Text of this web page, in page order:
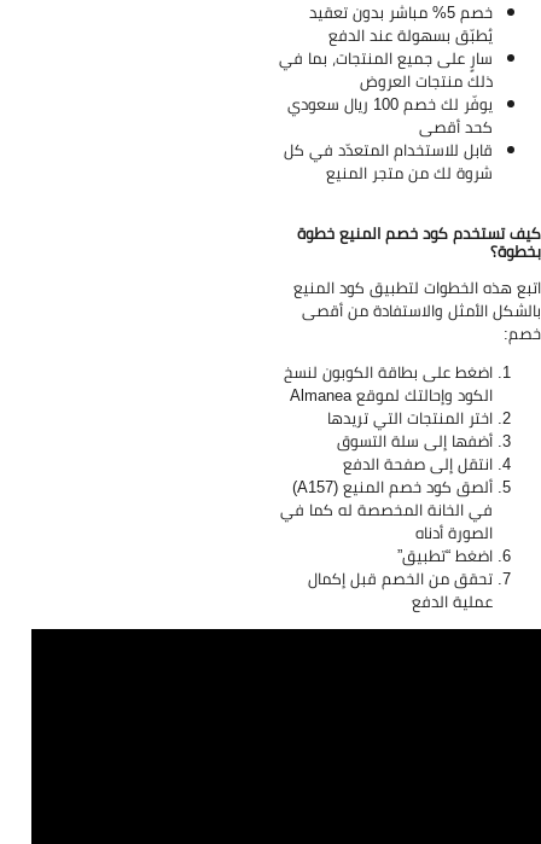
خصم 5% مباشر بدون تعقيد
يُطبّق بسهولة عند الدفع
سارٍ على جميع المنتجات، بما في
ذلك منتجات العروض
يوفّر لك خصم 100 ريال سعودي
كحد أقصى
قابل للاستخدام المتعدّد في كل
شروة لك من متجر المنيع
تستخدم كود خصم المنيع خطوة
هذه الخطوات لتطبيق كود المنيع
الأمثل والاستفادة من أقصى
اضغط على بطاقة الكوبون لنسخ
الكود وإحالتك لموقع Almanea
اختر المنتجات التي تريدها
أضفها إلى سلة التسوق
انتقل إلى صفحة الدفع
ألصق كود خصم المنيع (A157)
في الخانة المخصصة له كما في
الصورة أدناه
اضغط “تطبيق”
تحقق من الخصم قبل إكمال
عملية الدفع